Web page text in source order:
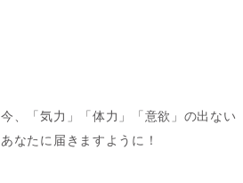
今、「気力」「体力」「意欲」の出ない
あなたに届きますように！